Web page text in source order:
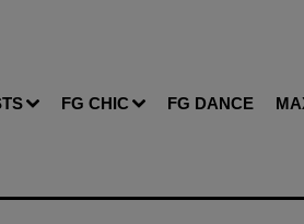
FG CHIC FG DANCE